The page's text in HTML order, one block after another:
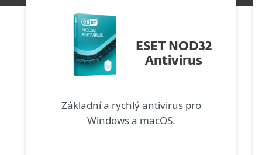
ESET NOD32
Antivirus
Základní a rychlý antivirus pro
Windows a macOS.